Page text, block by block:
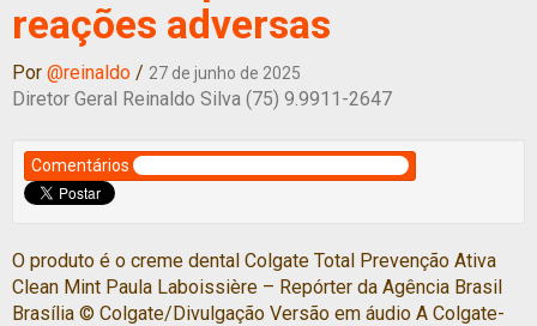
reações adversas
Por @reinaldo / 27 de junho de 2025
Diretor Geral Reinaldo Silva (75) 9.9911-2647
Comentários
O produto é o creme dental Colgate Total Prevenção Ativa
Clean Mint Paula Laboissière – Repórter da Agência Brasil
Brasília © Colgate/Divulgação Versão em áudio A Colgate-